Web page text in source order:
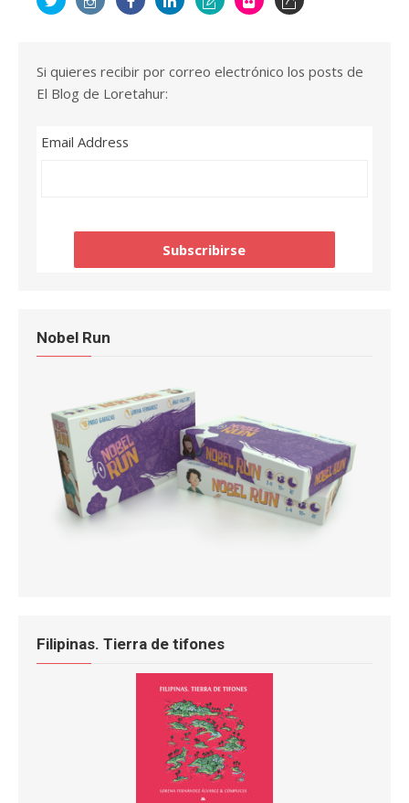
Si quieres recibir por correo electrónico los posts de
El Blog de Loretahur:
Email Address
Nobel Run
Filipinas. Tierra de tifones